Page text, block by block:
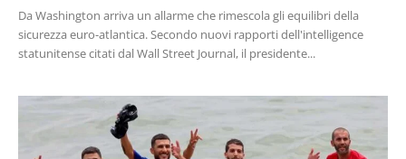
Da Washington arriva un allarme che rimescola gli equilibri della
sicurezza euro-atlantica. Secondo nuovi rapporti dell'intelligence
statunitense citati dal Wall Street Journal, il presidente...